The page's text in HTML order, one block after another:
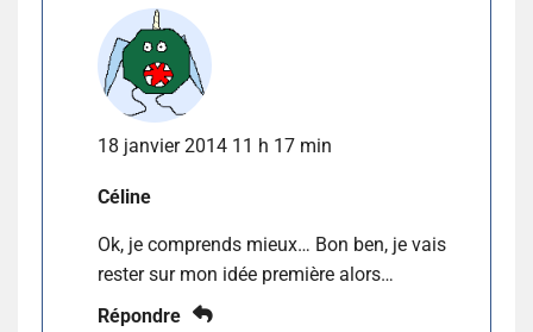
18 janvier 2014 11 h 17 min
Céline
Ok, je comprends mieux… Bon ben, je vais
rester sur mon idée première alors…
Répondre